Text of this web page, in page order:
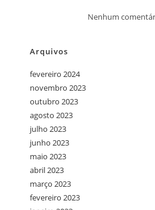
Nenhum
Arquivos
fevereiro 2024
novembro 2023
outubro 2023
agosto 2023
julho 2023
junho 2023
maio 2023
abril 2023
março 2023
fevereiro 2023